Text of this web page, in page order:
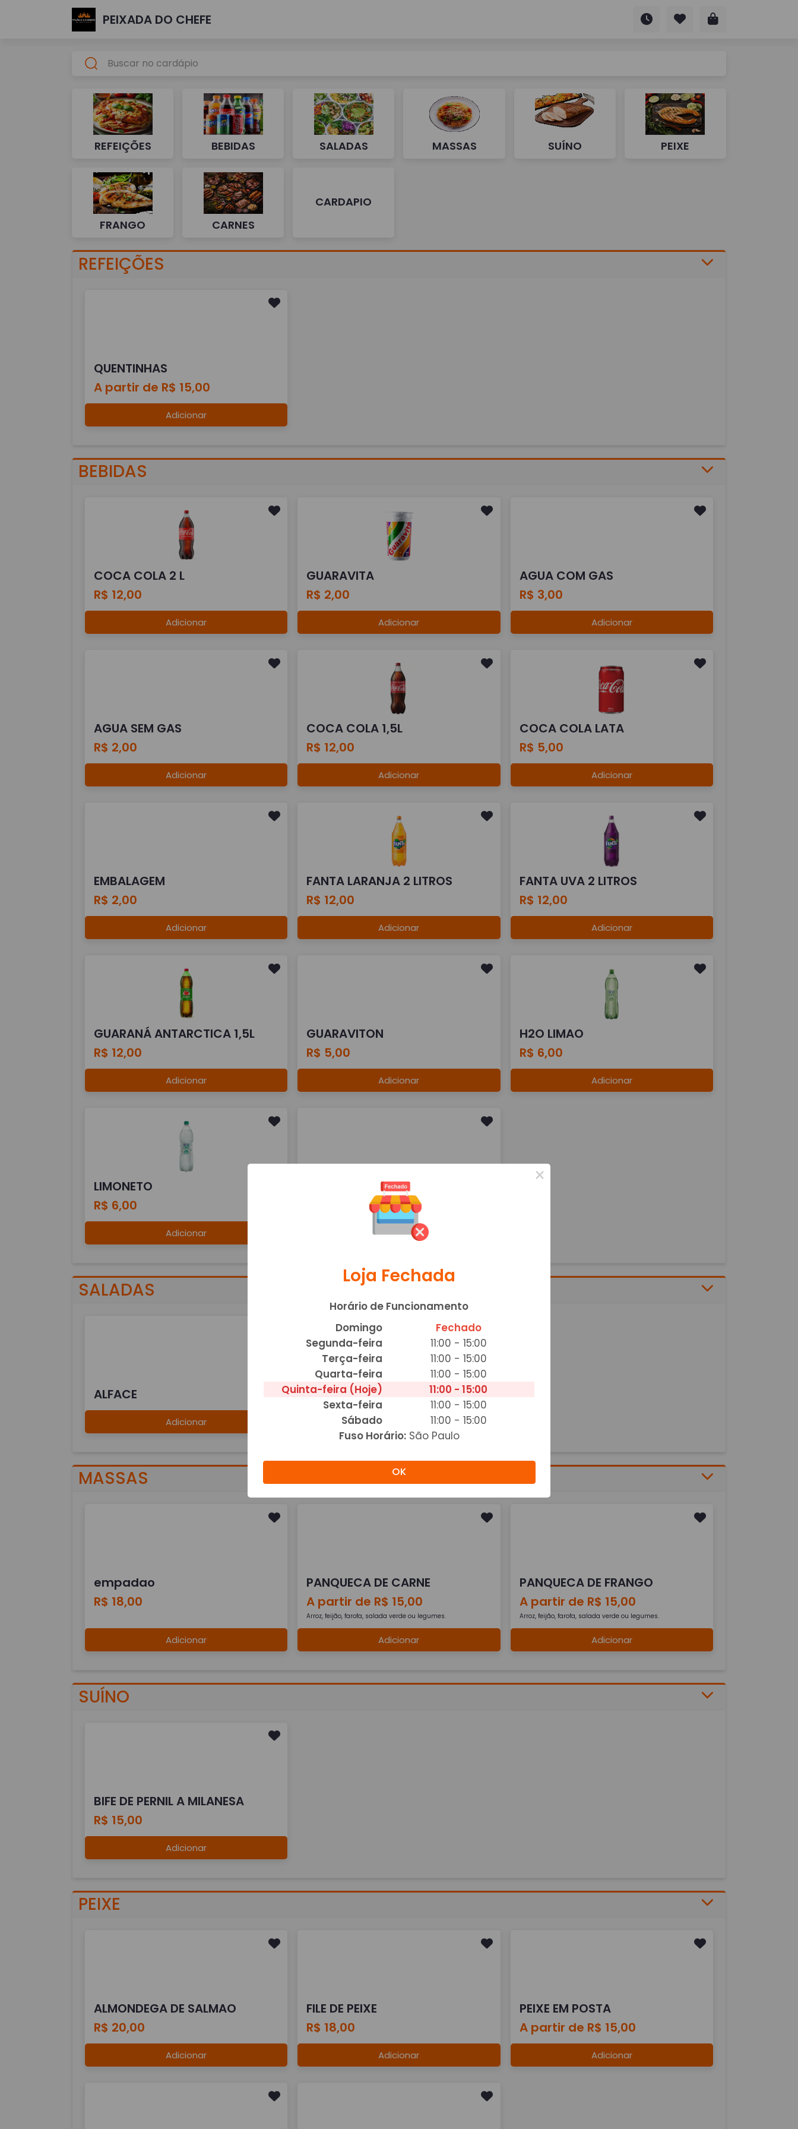
PEIXADA DO CHEFE
REFEIÇÕES BEBIDAS SALADAS MASSAS SUÍNO PEIXE
FRANGO CARNES
CARDAPIO
REFEIÇÕES
QUENTINHAS
A partir de R$ 15,00
Adicionar
BEBIDAS
COCA COLA 2 L
R$ 12,00
Adicionar
GUARAVITA
R$ 2,00
Adicionar
AGUA COM GAS
R$ 3,00
Adicionar
AGUA SEM GAS
R$ 2,00
Adicionar
COCA COLA 1,5L
R$ 12,00
Adicionar
COCA COLA LATA
R$ 5,00
Adicionar
EMBALAGEM
R$ 2,00
Adicionar
FANTA LARANJA 2 LITROS
R$ 12,00
Adicionar
FANTA UVA 2 LITROS
R$ 12,00
Adicionar
GUARANÁ ANTARCTICA 1,5L
R$ 12,00
Adicionar
GUARAVITON
R$ 5,00
Adicionar
H2O LIMAO
R$ 6,00
Adicionar
LIMONETO
R$ 6,00
Adicionar Adicionar
SALADAS
ALFACE
Adicionar
MASSAS
empadao
R$ 18,00
Adicionar
PANQUECA DE CARNE
A partir de R$ 15,00
Arroz, feijão, farofa, salada verde ou legumes.
Adicionar
PANQUECA DE FRANGO
A partir de R$ 15,00
Arroz, feijão, farofa, salada verde ou legumes.
Adicionar
SUÍNO
BIFE DE PERNIL A MILANESA
R$ 15,00
Adicionar
PEIXE
ALMONDEGA DE SALMAO
R$ 20,00
Adicionar
FILE DE PEIXE
R$ 18,00
Adicionar
PEIXE EM POSTA
A partir de R$ 15,00
Adicionar
×
Loja Fechada
Horário de Funcionamento
Domingo
Fechado
Segunda-feira
11:00 - 15:00
Terça-feira
11:00 - 15:00
Quarta-feira
11:00 - 15:00
Quinta-feira (Hoje)
11:00 - 15:00
Sexta-feira
11:00 - 15:00
Sábado
11:00 - 15:00
Fuso Horário:São Paulo
OK